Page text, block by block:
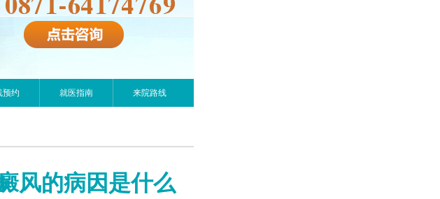
预约 就医指南 来院路线
风的病因是什么